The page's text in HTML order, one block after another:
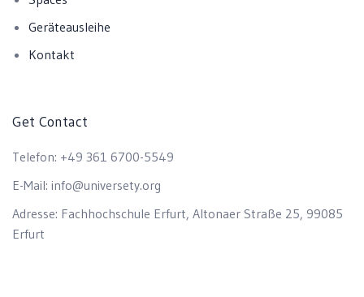
Geräteausleihe
Kontakt
Get Contact
Telefon: +49 361 6700-5549
E-Mail: info@universety.org
Adresse: Fachhochschule Erfurt, Altonaer Straße 25, 99085
Erfurt